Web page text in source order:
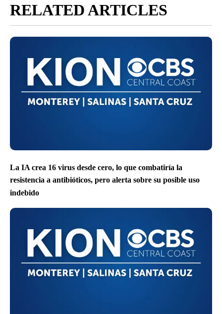
RELATED ARTICLES
La IA crea 16 virus desde cero, lo que combatiría la
resistencia a antibióticos, pero alerta sobre su posible uso
indebido